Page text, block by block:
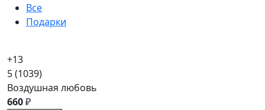
Все
Подарки
+13
5(1039)
Воздушная любовь
660₽